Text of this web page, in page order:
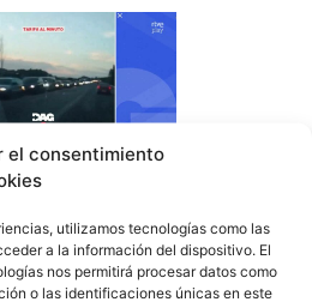
el consentimiento
utilizamos tecnologías como las
a la información del dispositivo. El
nos permitirá procesar datos como
o las identificaciones únicas en este
de colapso en TVE: “Tarifa
(video)